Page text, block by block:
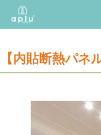
【内貼断熱パネ